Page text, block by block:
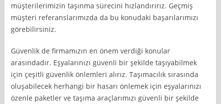
müşterilerimizin taşınma sürecini hızlandırırız. Geçmiş
müşteri referanslarımızda da bu konudaki başarılarımızı
görebilirsiniz.
Güvenlik de firmamızın en önem verdiği konular
arasındadır. Eşyalarınızı güvenli bir şekilde taşıyabilmek
için çeşitli güvenlik önlemleri alırız. Taşımacılık sırasında
oluşabilecek herhangi bir hasarı önlemek için eşyalarınızı
özenle paketler ve taşıma araçlarımızı güvenli bir şekilde